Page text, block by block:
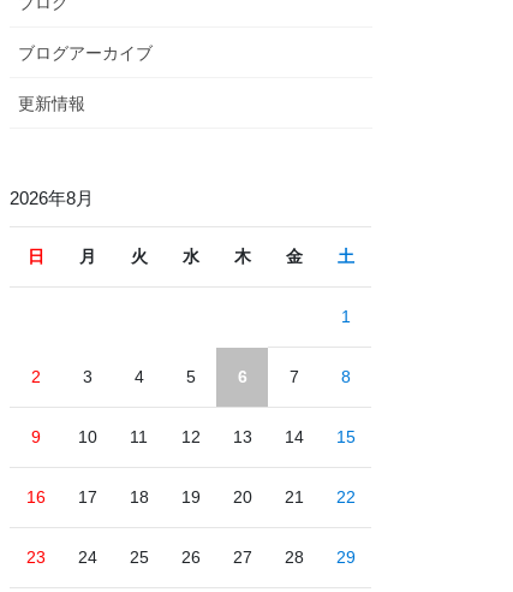
ブログアーカイブ
更新情報
2026年8月
日 月 火 水 木 金 土
1
2 3 4 5 6 7 8
9 10 11 12 13 14 15
16 17 18 19 20 21 22
23 24 25 26 27 28 29